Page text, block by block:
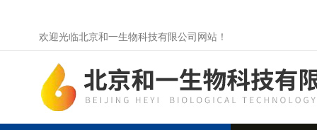
欢迎光临北京和一生物科技有限公司网站！